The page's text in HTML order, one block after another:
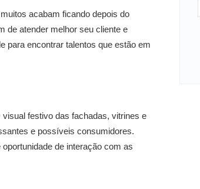
acabam ficando depois do
de atender melhor seu cliente e
para encontrar talentos que estão em
festivo das fachadas, vitrines e
e possíveis consumidores.
de interação com as